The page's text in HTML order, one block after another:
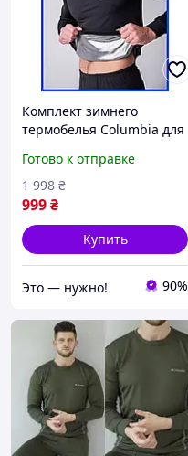
Комплект зимнего
термобелья Columbia для
термобелье Columbia
военное зсу для м|BUY
NOW
Готово к отправке
999₴
1 998 ₴
Купить
Это — нужно! 90%